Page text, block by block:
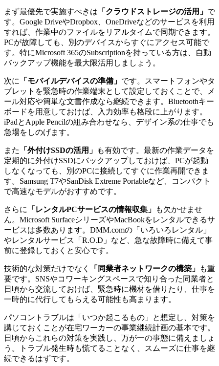
まず最優先で実施すべきは 「クラウドストレージの活用」 で
す。Google DriveやDropbox、OneDriveなどのサービスを利用
すれば、作業中のファイルをリアルタイムで同期できます。
PCが故障しても、別のデバイスからすぐにアクセス可能で
す。特にMicrosoft 365のSubscriptionを持っている方は、自動
バックアップ機能を最大限活用しましょう。
次に 「モバイルデバイスの準備」 です。スマートフォンやタ
ブレットを緊急時の作業端末として設定しておくことで、メ
ール対応や簡単な文書作成なら継続できます。Bluetoothキー
ボードを用意しておけば、入力効率も格段に上がります。
iPadとApple Pencilの組み合わせなら、デザイン系の仕事でも
急場をしのげます。
また 「外付けSSDの活用」
も有効です。最新の作業データを
定期的に外付けSSDにバックアップしておけば、PCが起動
しなくなっても、別のPCに接続してすぐに作業再開できま
す。Samsung T7やSanDisk Extreme Portableなど、コンパクト
で高速なモデルがおすすめです。
さらに 「レンタルPCサービスの情報収集」
も欠かせませ
ん。Microsoft SurfaceシリーズやMacBookをレンタルできるサ
ービスは多数あります。DMM.comの「いろいろレンタル」
やレンタルサービス「R.O.D」など、急な故障時に備えて事
前に登録しておくと安心です。
技術的な対策だけでなく 「同業者ネットワークの構築」
も重
要です。SNSやコワーキングスペースで知り合った同業者と
日頃から交流しておけば、緊急時に機材を借りたり、仕事を
一時的に代行してもらえる可能性も高まります。
パソコントラブルは「いつか起こるもの」と想定し、対策を
講じておくことが在宅ワーカーの事業継続計画の基本です。
日頃からこれらの対策を実践し、万が一の事態に備えましょ
う。トラブル発生時も慌てることなく、スムーズに仕事を継
続できるはずです。